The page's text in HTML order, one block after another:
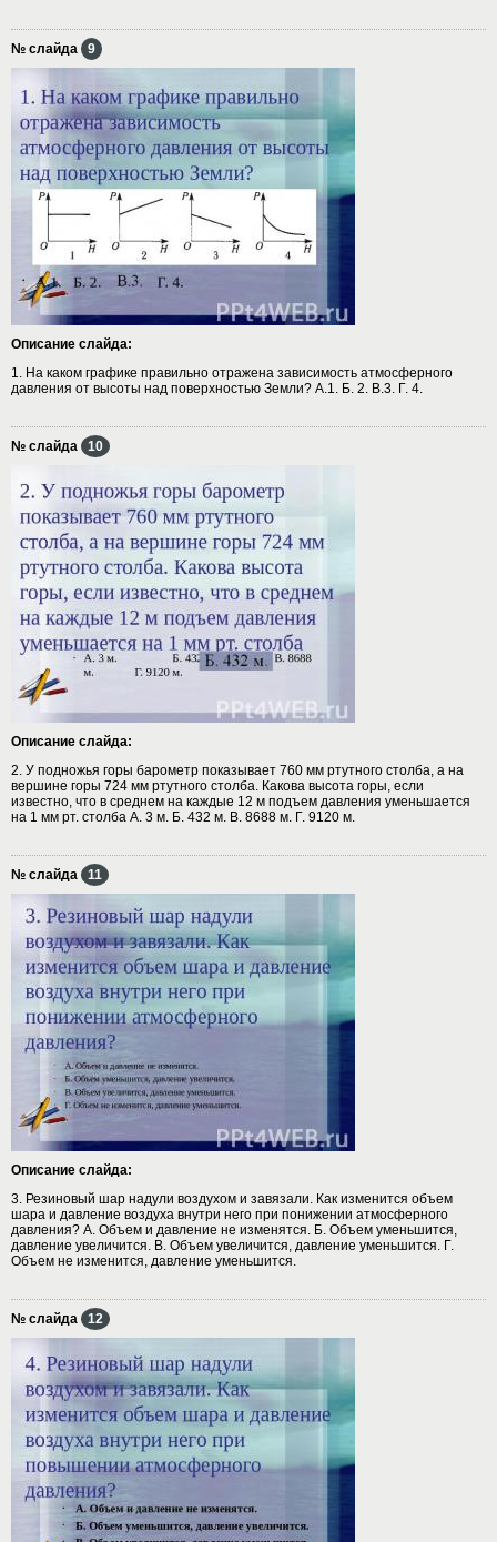
№ слайда 9
Описание слайда:
1. На каком графике правильно отражена зависимость атмосферного
давления от высоты над поверхностью Земли? А.1. Б. 2. В.3. Г. 4.
№ слайда 10
Описание слайда:
2. У подножья горы барометр показывает 760 мм ртутного столба, а на
вершине горы 724 мм ртутного столба. Какова высота горы, если
известно, что в среднем на каждые 12 м подъем давления уменьшается
на 1 мм рт. столба А. 3 м. Б. 432 м. В. 8688 м. Г. 9120 м.
№ слайда 11
Описание слайда:
3. Резиновый шар надули воздухом и завязали. Как изменится объем
шара и давление воздуха внутри него при понижении атмосферного
давления? А. Объем и давление не изменятся. Б. Объем уменьшится,
давление увеличится. В. Объем увеличится, давление уменьшится. Г.
Объем не изменится, давление уменьшится.
№ слайда 12